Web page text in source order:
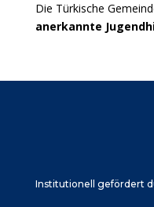
Die Türkische
anerkannte
Institutionell gefördert